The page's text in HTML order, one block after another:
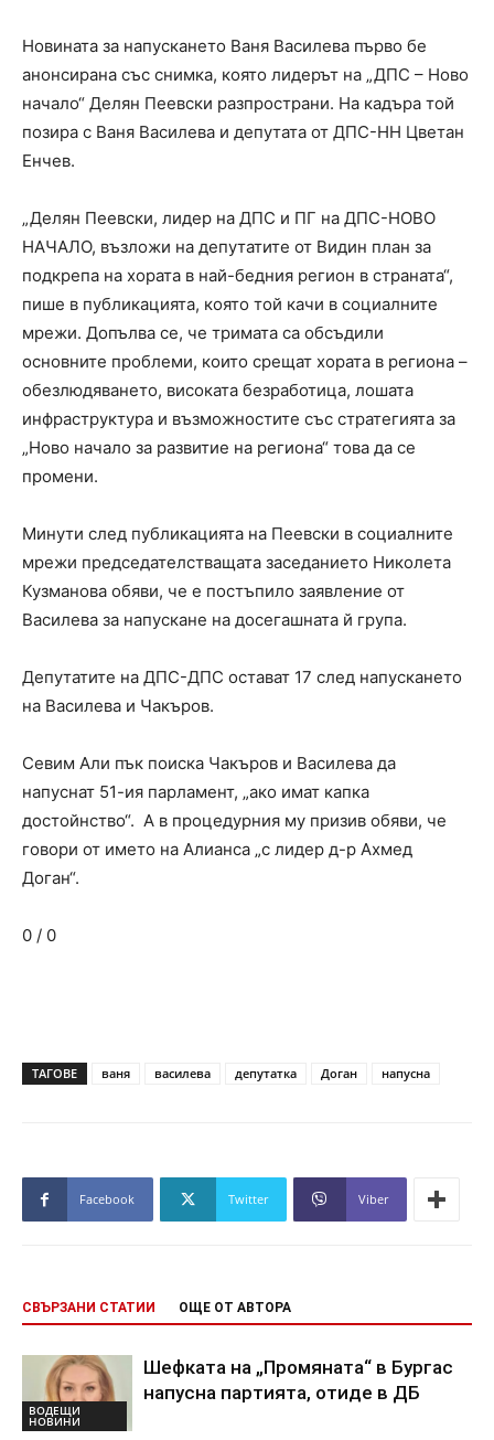
Новината за напускането Ваня Василева първо бе
анонсирана със снимка, която лидерът на „ДПС – Ново
начало“ Делян Пеевски разпространи. На кадъра той
позира с Ваня Василева и депутата от ДПС-НН Цветан
Енчев.
„Делян Пеевски, лидер на ДПС и ПГ на ДПС-НОВО
НАЧАЛО, възложи на депутатите от Видин план за
подкрепа на хората в най-бедния регион в страната“,
пише в публикацията, която той качи в социалните
мрежи. Допълва се, че тримата са обсъдили
основните проблеми, които срещат хората в региона –
обезлюдяването, високата безработица, лошата
инфраструктура и възможностите със стратегията за
„Ново начало за развитие на региона“ това да се
промени.
Минути след публикацията на Пеевски в социалните
мрежи председателстващата заседанието Николета
Кузманова обяви, че е постъпило заявление от
Василева за напускане на досегашната й група.
Депутатите на ДПС-ДПС остават 17 след напускането
на Василева и Чакъров.
Севим Али пък поиска Чакъров и Василева да
напуснат 51-ия парламент, „ако имат капка
достойнство“. А в процедурния му призив обяви, че
говори от името на Алианса „с лидер д-р Ахмед
Доган“.
0 / 0
ТАГОВЕ ваня василева депутатка Доган напусна
Facebook Twitter Viber
СВЪРЗАНИ СТАТИИ ОЩЕ ОТ АВТОРА
ВОДЕЩИ
НОВИНИ
Шефката на „Промяната“ в Бургас
напусна партията, отиде в ДБ